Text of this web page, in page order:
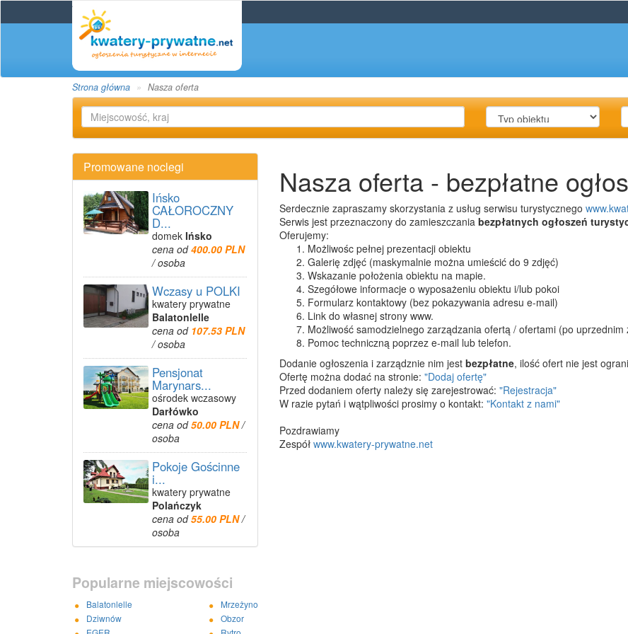
Strona główna Nasza oferta
Promowane noclegi
Ińsko
CAŁOROCZNY
D...
domek Ińsko
cena od400.00 PLN
/ osoba
Wczasy u POLKI
kwatery prywatne
Balatonlelle
cena od 107.53 PLN
/ osoba
Pensjonat
Marynars...
ośrodek wczasowy
Darłówko
cena od50.00 PLN/
osoba
Pokoje Gościnne
i...
kwatery prywatne
Polańczyk
cena od55.00 PLN/
osoba
Nasza oferta - bezpłatne
Serdecznie zapraszamy skorzystania z usług serwisu turystycznego
Serwis jest przeznaczony do zamieszczania bezpłatnych ogłoszeń
Oferujemy:
Możliwośc pełnej prezentacji obiektu
Galerię zdjęć (maskymalnie można umieścić do 9 zdjęć)
Wskazanie położenia obiektu na mapie.
Szegółowe informacje o wyposażeniu obiektu i/lub pokoi
Formularz kontaktowy (bez pokazywania adresu e-mail)
Link do własnej strony www.
Możliwość samodzielnego zarządzania ofertą / ofertami (po uprzednim
Pomoc techniczną poprzez e-mail lub telefon.
Dodanie ogłoszenia i zarządznie nim jest bezpłatne, ilość ofert nie jest
Ofertę można dodać na stronie: "Dodaj ofertę"
Przed dodaniem oferty należy się zarejestrować: "Rejestracja"
W razie pytań i wątpliwości prosimy o kontakt: "Kontakt z nami"
Pozdrawiamy
Zespół www.kwatery-prywatne.net
Popularne miejscowości
Balatonlelle
Dziwnów
Mrzeżyno
Obzor